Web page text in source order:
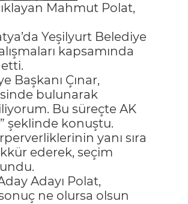
Mahmut Polat,
Yeşilyurt Belediye
kapsamında
Çınar,
bulunarak
Bu süreçte AK
şeklinde konuştu.
yanı sıra
ederek, seçim
Adayı Polat,
ne olursa olsun